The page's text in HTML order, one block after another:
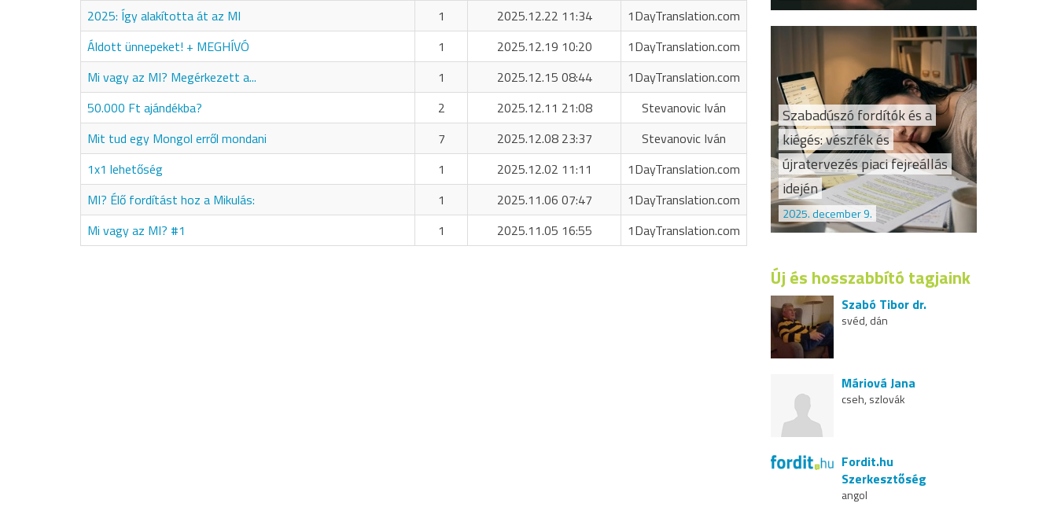
2025: Így alakította át az MI
1 2025.12.22 11:34
1DayTranslation.com
Áldott ünnepeket! + MEGHÍVÓ
1 2025.12.19 10:20
1DayTranslation.com
Mi vagy az MI? Megérkezett a...
1 2025.12.15 08:44
1DayTranslation.com
50.000 Ft ajándékba?
2 2025.12.11 21:08
Stevanovic Iván
Mit tud egy Mongol erről mondani
7 2025.12.08 23:37
Stevanovic Iván
1x1 lehetőség
1 2025.12.02 11:11
1DayTranslation.com
MI? Élő fordítást hoz a Mikulás:
1 2025.11.06 07:47
1DayTranslation.com
Mi vagy az MI? #1
1 2025.11.05 16:55 1DayTranslation.com
Szabadúszó fordítók és a
kiégés: vészfék és
újratervezés piaci fejreállás
idején
2025. december 9.
Új és hosszabbító tagjaink
Szabó Tibor dr.
svéd, dán
Máriová Jana
cseh, szlovák
Fordit.hu
Szerkesztőség
angol